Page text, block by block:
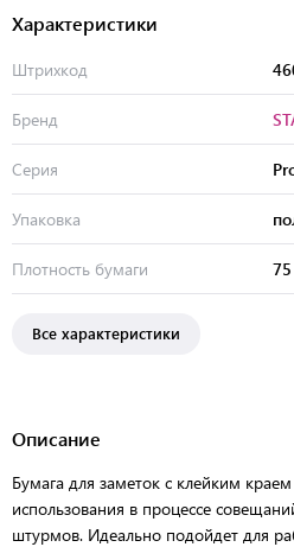
Характеристики
Штрихкод
Бренд
Серия
Упаковка
Плотность бумаги 75
Все характеристики
Описание
Бумага для заметок с клейким
использования в процессе
штурмов. Идеально подойдет для